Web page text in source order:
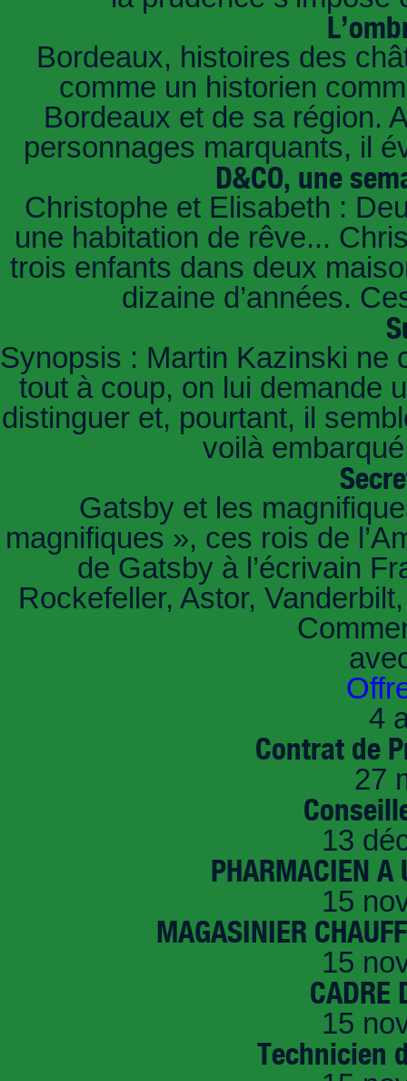
Bordeaux, histoires des
comme un historien
Bordeaux et de sa région.
personnages marquants, il
D&CO, une
Christophe et Elisabeth :
une habitation de rêve...
trois enfants dans deux
dizaine d’années.
Synopsis : Martin Kazinski ne
tout à coup, on lui demande
distinguer et, pourtant, il
voilà
Gatsby et les
magnifiques », ces rois de
de Gatsby à l’écrivain
Rockefeller, Astor,
4
Contrat de
27
13
PHARMACIEN A
15
MAGASINIER
15
CADRE
15
Technicien